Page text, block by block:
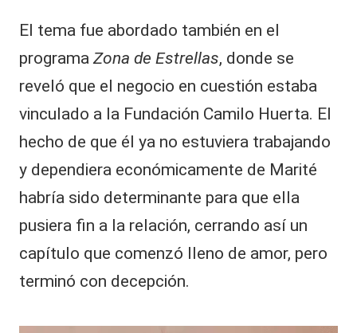
El tema fue abordado también en el
programaZona de Estrellas, donde se
reveló que el negocio en cuestión estaba
vinculado a la Fundación Camilo Huerta. El
hecho de que él ya no estuviera trabajando
y dependiera económicamente de Marité
habría sido determinante para que ella
pusiera fin a la relación, cerrando así un
capítulo que comenzó lleno de amor, pero
terminó con decepción.